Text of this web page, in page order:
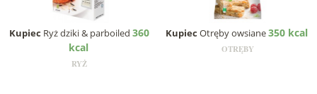
Kupiec Ryż dziki & parboiled 360
kcal
RYŻ
Kupiec Otręby owsiane350 kcal
OTRĘBY